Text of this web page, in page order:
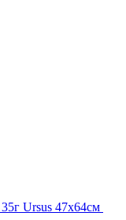
Ursus 47х64см